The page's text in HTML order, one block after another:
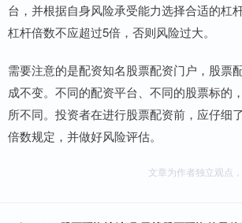
台，并根据自身风险承受能力选择合适的杠
杠杆倍数不应超过5倍，否则风险过大。
需要注意的是配资知名股票配资门户，股票
成不变。不同的配资平台、不同的股票标的
所不同。投资者在进行股票配资前，应仔细
倍数规定，并做好风险评估。
文章为作者独立观点